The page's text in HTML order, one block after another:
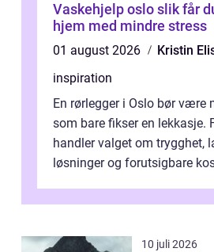
Vaskehjelp oslo slik får du et renere
hjem med mindre stress
01 august 2026
Kristin
inspiration
En rørlegger i Oslo bør være
som bare fikser en lekkasje.
handler valget om trygghet,
løsninger og forutsigbare
10 juli 2026